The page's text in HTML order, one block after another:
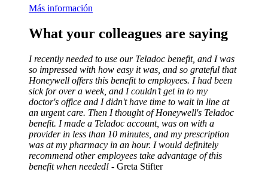
Más información
What your colleagues are saying
I recently needed to use our Teladoc benefit, and I was
so impressed with how easy it was, and so grateful that
Honeywell offers this benefit to employees. I had been
sick for over a week, and I couldn’t get in to my
doctor's office and I didn't have time to wait in line at
an urgent care. Then I thought of Honeywell's Teladoc
benefit. I made a Teladoc account, was on with a
provider in less than 10 minutes, and my prescription
was at my pharmacy in an hour. I would definitely
recommend other employees take advantage of this
benefit when needed! - Greta Stifter